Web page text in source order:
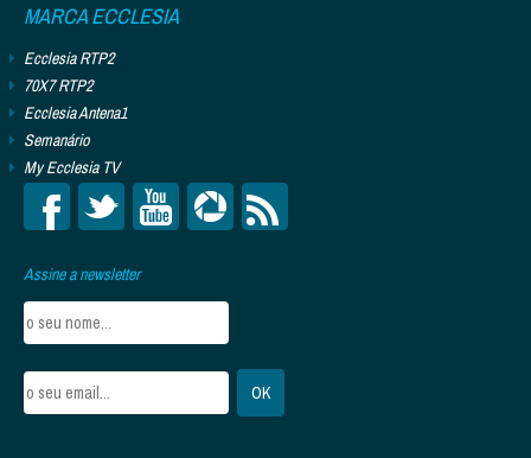
MARCA ECCLESIA
Ecclesia RTP2
70X7 RTP2
Ecclesia Antena1
Semanário
My Ecclesia TV
Assine a newsletter